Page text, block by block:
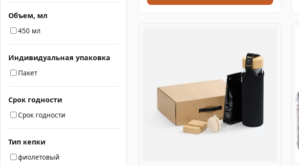
Объем, мл
450 мл
Индивидуальная упаковка
Пакет
Срок годности
Срок годности
Тип кепки
фиолетовый